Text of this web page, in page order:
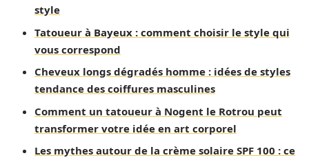
style
Tatoueur à Bayeux : comment choisir le style qui
vous correspond
Cheveux longs dégradés homme : idées de styles
tendance des coiffures masculines
Comment un tatoueur à Nogent le Rotrou peut
transformer votre idée en art corporel
Les mythes autour de la crème solaire SPF 100 : ce